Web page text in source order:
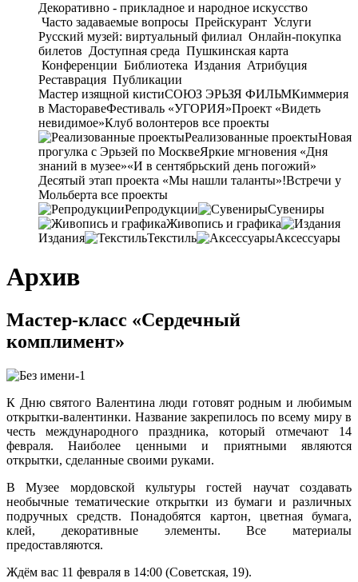
Декоративно - прикладное и народное искусство
Часто задаваемые вопросы Прейскурант Услуги
Русский музей: виртуальный филиал Онлайн-покупка
билетов Доступная среда Пушкинская карта
Конференции Библиотека Издания Атрибуция
Реставрация Публикации
Мастер изящной кистиСОЮЗ ЭРЬЗЯ ФИЛЬМКиммерия
в МасторавеФестиваль «УГОРИЯ»Проект «Видеть
невидимое»Клуб волонтеров все проекты
Реализованные проектыНовая
прогулка с Эрьзей по МосквеЯркие мгновения «Дня
знаний в музее»«И в сентябрьский день погожий»
Десятый этап проекта «Мы нашли таланты»!Встречи у
Мольберта все проекты
Репродукции
Сувениры
Живопись и графика
Издания
Текстиль Аксессуары
Архив
Мастер-класс «Сердечный
комплимент»
К Дню святого Валентина люди готовят родным и любимым
открытки-валентинки. Название закрепилось по всему миру в
честь международного праздника, который отмечают 14
февраля. Наиболее ценными и приятными являются
открытки, сделанные своими руками.
В Музее мордовской культуры гостей научат создавать
необычные тематические открытки из бумаги и различных
подручных средств. Понадобятся картон, цветная бумага,
клей, декоративные элементы. Все материалы
предоставляются.
Ждём вас 11 февраля в 14:00 (Советская, 19).